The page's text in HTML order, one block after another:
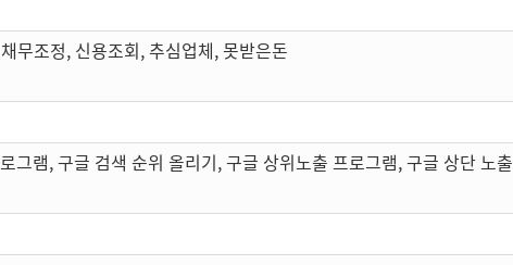
무조정, 신용조회, 추심업체, 못받은돈
그램, 구글 검색 순위 올리기, 구글 상위노출 프로그램, 구글 상단 노출